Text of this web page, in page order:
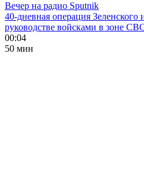
Вечер на радио Sputnik
40-дневная операция Зеленского
руководстве войсками в зоне
00:04
50 мин